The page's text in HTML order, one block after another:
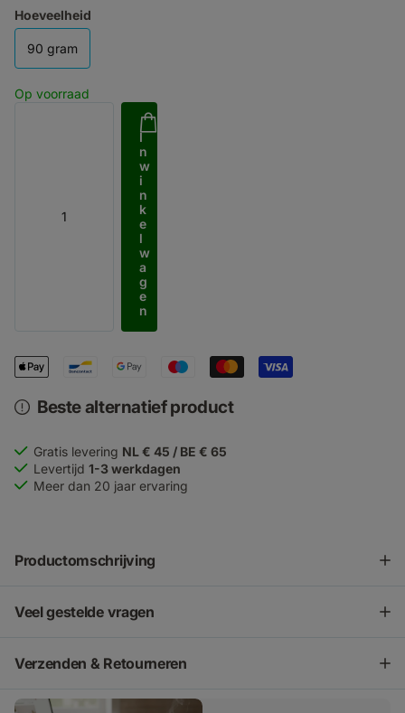
Hoeveelheid
90 gram
Op voorraad
I
n
w
i
n
k
e
l
w
a
g
e
n
Beste alternatief product
Gratis levering NL € 45 / BE € 65
Levertijd 1-3 werkdagen
Meer dan 20 jaar ervaring
Productomschrijving
Veel gestelde vragen
Verzenden & Retourneren